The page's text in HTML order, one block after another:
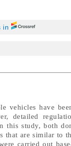
in
vehicles have
detailed
this study, both
that are similar to
carried out